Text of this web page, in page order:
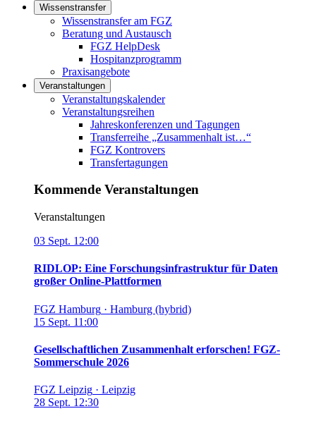
Wissenstransfer
Links in diesem Bereich anzeigen
Wissenstransfer am FGZ
Beratung und Austausch
FGZ HelpDesk
Hospitanzprogramm
Praxisangebote
Veranstaltungen
Links in diesem Bereich anzeigen
Veranstaltungskalender
Veranstaltungsreihen
Jahreskonferenzen und Tagungen
Transferreihe „Zusammenhalt ist…“
FGZ Kontrovers
Transfertagungen
Kommende Veranstaltungen
Veranstaltungen
03 Sept. 12:00
RIDLOP: Eine Forschungsinfrastruktur für Daten
großer Online-Plattformen
FGZ Hamburg · Hamburg (hybrid)
15 Sept. 11:00
Gesellschaftlichen Zusammenhalt erforschen! FGZ-
Sommerschule 2026
FGZ Leipzig · Leipzig
28 Sept. 12:30